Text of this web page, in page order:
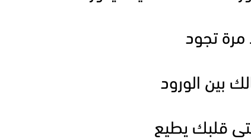
مرة تجود
بين الورود
قلبك يطيع